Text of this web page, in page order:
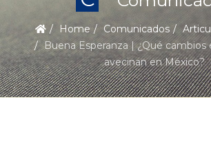
Home Comunicados
Buena Esperanza | ¿Qué cambios
avecinan en México?